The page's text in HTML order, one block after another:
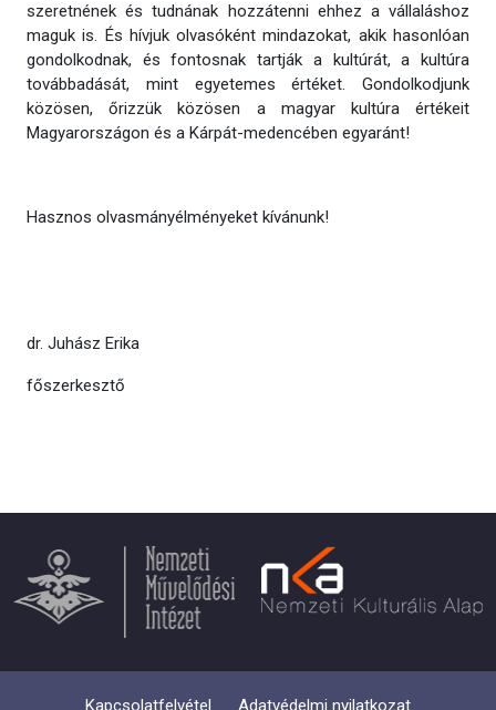
szeretnének és tudnának hozzátenni ehhez a vállaláshoz
maguk is. És hívjuk olvasóként mindazokat, akik hasonlóan
gondolkodnak, és fontosnak tartják a kultúrát, a kultúra
továbbadását, mint egyetemes értéket. Gondolkodjunk
közösen, őrizzük közösen a magyar kultúra értékeit
Magyarországon és a Kárpát-medencében egyaránt!
Hasznos olvasmányélményeket kívánunk!
dr. Juhász Erika
főszerkesztő
Kapcsolatfelvétel Adatvédelmi nyilatkozat